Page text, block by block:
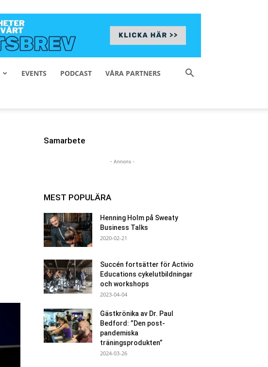
EVENTS PODCAST VÅRA PARTNERS
Samarbete
- Annons -
MEST POPULÄRA
Henning Holm på Sweaty
Business Talks
2020-02-21
Succén fortsätter för Activio
Educations cykelutbildningar
och workshops
2023-04-04
Gästkrönika av Dr. Paul
Bedford: ”Den post-
pandemiska
träningsprodukten”
2024-03-26